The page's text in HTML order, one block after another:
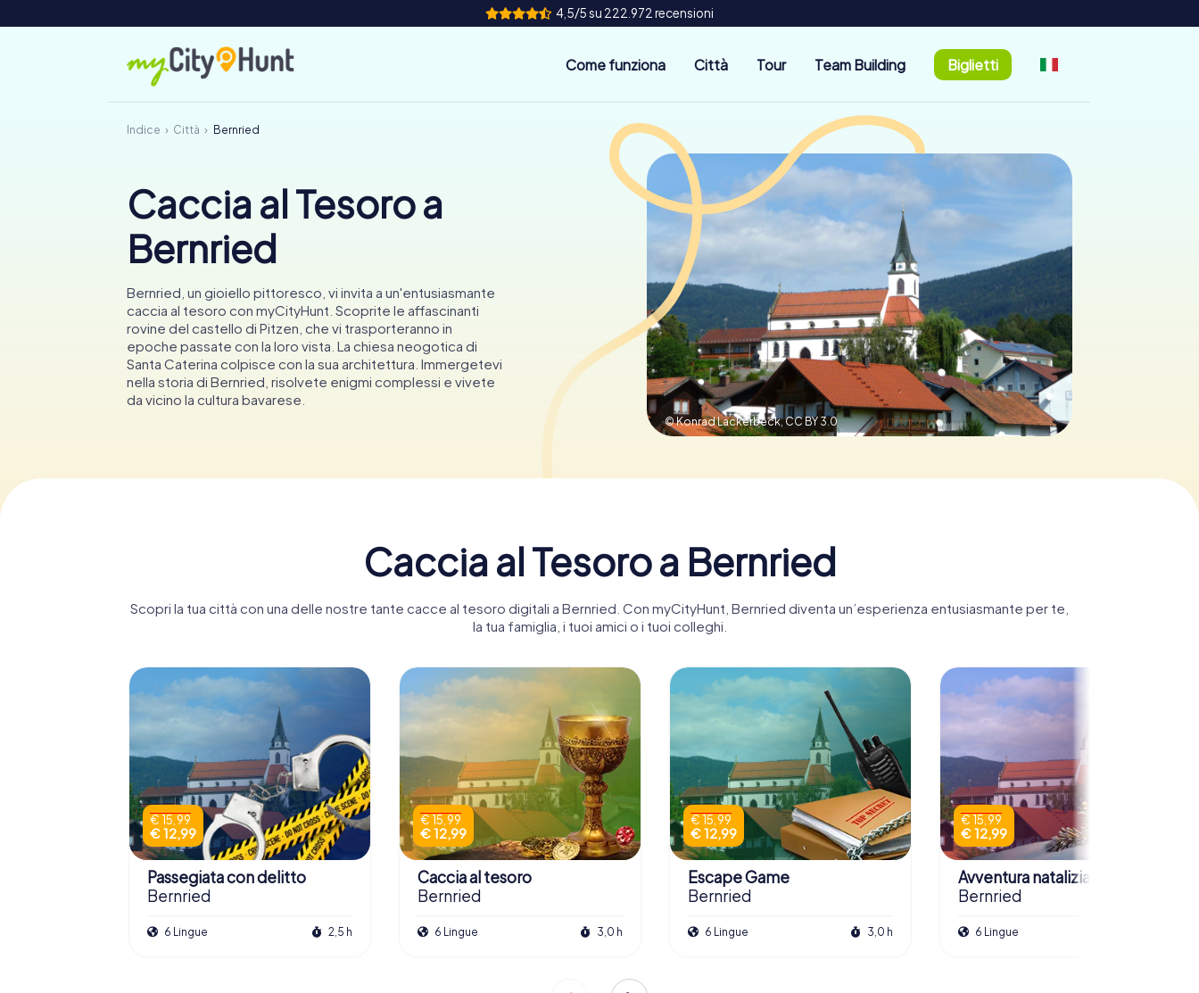
4,5/5 su 222.972 recensioni
Come funziona Città Tour Team Building Biglietti
Indice Città Bernried
Caccia al Tesoro a
Bernried
Bernried, un gioiello pittoresco, vi invita a un'entusiasmante
caccia al tesoro con myCityHunt. Scoprite le affascinanti
rovine del castello di Pitzen, che vi trasporteranno in
epoche passate con la loro vista. La chiesa neogotica di
Santa Caterina colpisce con la sua architettura. Immergetevi
nella storia di Bernried, risolvete enigmi complessi e vivete
da vicino la cultura bavarese.
© Konrad Lackerbeck,CC BY 3.0
Caccia al Tesoro a Bernried
Scopri la tua città con una delle nostre tante cacce al tesoro digitali a Bernried. Con myCityHunt, Bernried diventa un’esperienza entusiasmante per te,
la tua famiglia, i tuoi amici o i tuoi colleghi.
€ 15,99
€ 12,99
Passegiata con delitto
Bernried
6 Lingue 2,5 h
€ 15,99
€ 12,99
Caccia al tesoro
Bernried
6 Lingue 3,0 h
€ 15,99
€ 12,99
Escape Game
Bernried
6 Lingue 3,0 h
€ 15,99
€ 12,99
Avventura natalizia
Bernried
6 Lingue